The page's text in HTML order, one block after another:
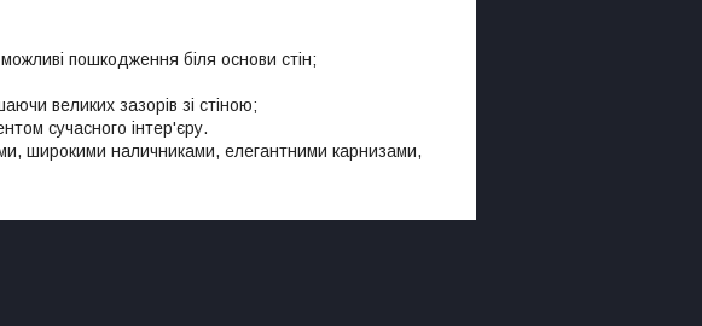
пошкодження біля основи стін;
великих зазорів зі стіною;
сучасного інтер'єру.
широкими наличниками, елегантними карнизами,